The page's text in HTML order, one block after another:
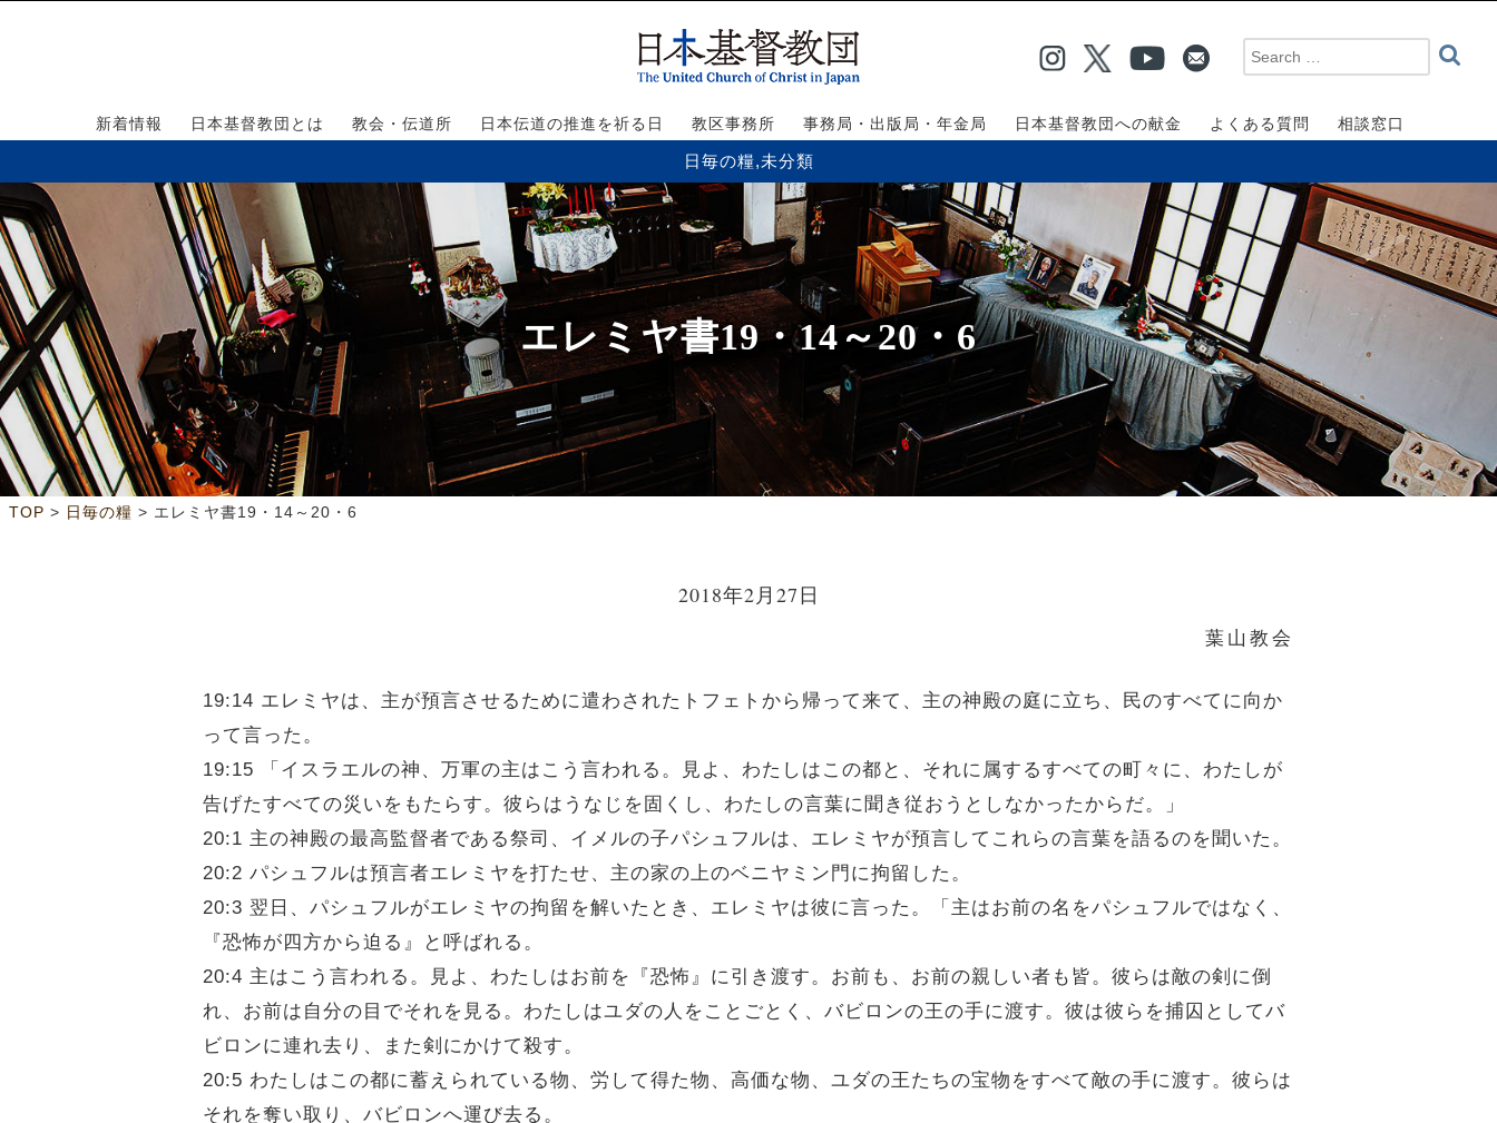
新着情報 日本基督教団とは 教会・伝道所 日本伝道の推進を祈る日 教区事務所 事務局・出版局・年金局 日本基督教団への献金 よくある質問 相談窓口
日毎の糧,未分類
エレミヤ書19・14～20・6
TOP > 日毎の糧 > エレミヤ書19・14～20・6
2018年2月27日
葉山教会
19:14 エレミヤは、主が預言させるために遣わされたトフェトから帰って来て、主の神殿の庭に立ち、民のすべてに向か
って言った。
19:15 「イスラエルの神、万軍の主はこう言われる。見よ、わたしはこの都と、それに属するすべての町々に、わたしが
告げたすべての災いをもたらす。彼らはうなじを固くし、わたしの言葉に聞き従おうとしなかったからだ。」
20:1 主の神殿の最高監督者である祭司、イメルの子パシュフルは、エレミヤが預言してこれらの言葉を語るのを聞いた。
20:2 パシュフルは預言者エレミヤを打たせ、主の家の上のベニヤミン門に拘留した。
20:3 翌日、パシュフルがエレミヤの拘留を解いたとき、エレミヤは彼に言った。「主はお前の名をパシュフルではなく、
『恐怖が四方から迫る』と呼ばれる。
20:4 主はこう言われる。見よ、わたしはお前を『恐怖』に引き渡す。お前も、お前の親しい者も皆。彼らは敵の剣に倒
れ、お前は自分の目でそれを見る。わたしはユダの人をことごとく、バビロンの王の手に渡す。彼は彼らを捕囚としてバ
ビロンに連れ去り、また剣にかけて殺す。
20:5 わたしはこの都に蓄えられている物、労して得た物、高価な物、ユダの王たちの宝物をすべて敵の手に渡す。彼らは
それを奪い取り、バビロンへ運び去る。